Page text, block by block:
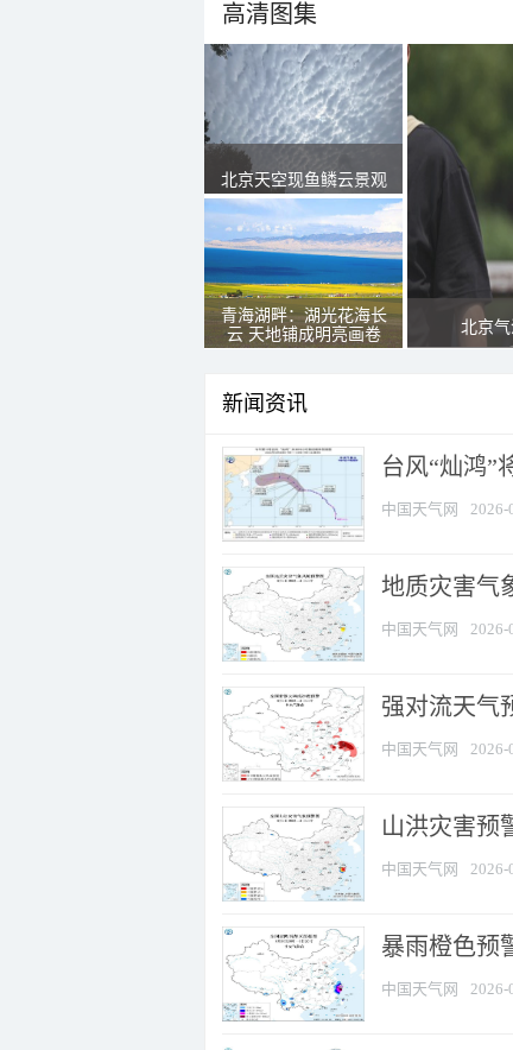
高清图集
北京天空现鱼鳞云景观
青海湖畔：湖光花海长
云 天地铺成明亮画卷
北京
新闻资讯
台风“灿鸿”
中国天气网 2026-
地质灾害气
中国天气网 2026-
强对流天气
中国天气网 2026-
山洪灾害预
中国天气网 2026-
暴雨橙色预
中国天气网 2026-